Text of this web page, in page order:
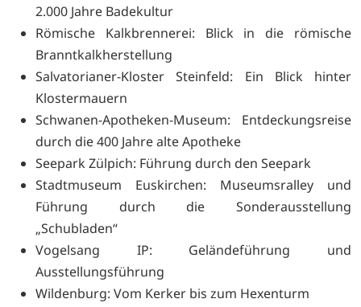
2.000 Jahre Badekultur
Römische Kalkbrennerei: Blick in die römische
Branntkalkherstellung
Salvatorianer-Kloster Steinfeld: Ein Blick hinter
Klostermauern
Schwanen-Apotheken-Museum: Entdeckungsreise
durch die 400 Jahre alte Apotheke
Seepark Zülpich: Führung durch den Seepark
Stadtmuseum Euskirchen: Museumsralley und
Führung durch die Sonderausstellung
„Schubladen“
Vogelsang IP: Geländeführung und
Ausstellungsführung
Wildenburg: Vom Kerker bis zum Hexenturm